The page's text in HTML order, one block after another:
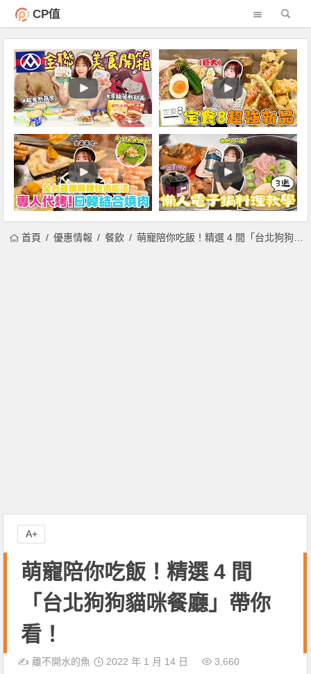
CP值
首頁 優惠情報 餐飲 萌寵陪你吃飯！精選 4 間「台北狗狗貓咪餐廳」帶你看！
萌寵陪你吃飯！精選 4 間
「台北狗狗貓咪餐廳」帶你
看！
✍️離不開水的魚 2022 年 1 月 14 日 3,660
A+